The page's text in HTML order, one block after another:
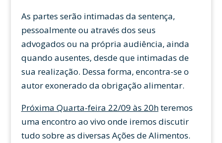
As partes serão intimadas da sentença,
pessoalmente ou através dos seus
advogados ou na própria audiência, ainda
quando ausentes, desde que intimadas de
sua realização. Dessa forma, encontra-se o
autor exonerado da obrigação alimentar.
Próxima Quarta-feira 22/09 às 20hteremos
uma encontro ao vivo onde iremos discutir
tudo sobre as diversas Ações de Alimentos.